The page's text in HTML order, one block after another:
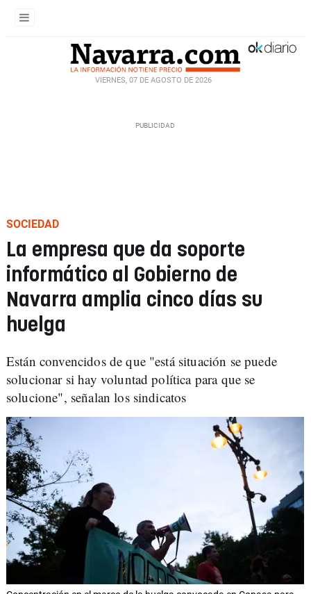
VIERNES, 07 DE AGOSTO DE 2026
SOCIEDAD
La empresa que da soporte
informático al Gobierno de
Navarra amplia cinco días su
huelga
Están convencidos de que "está situación se puede
solucionar si hay voluntad política para que se
solucione", señalan los sindicatos